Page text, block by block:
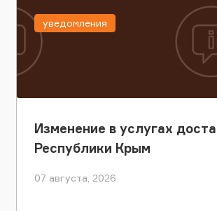
Изменение в услугах
Республики Крым
07 августа, 2026
уведомления